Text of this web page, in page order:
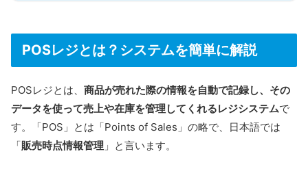
POSレジとは？システムを簡単に解説
POSレジとは、 商品が売れた際の情報を自動で記録し、その
データを使って売上や在庫を管理してくれるレジシステムで
す。「POS」とは「Points of Sales」の略で、日本語では
「販売時点情報管理 」と言います。